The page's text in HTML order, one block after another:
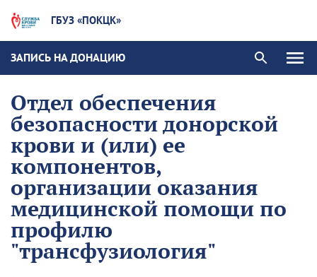
ГБУЗ «ПОКЦК»
ЗАПИСЬ НА ДОНАЦИЮ
Отдел обеспечения
безопасности донорской
крови и (или) ее
компонентов,
организации оказания
медицинской помощи по
профилю
"трансфузиология"